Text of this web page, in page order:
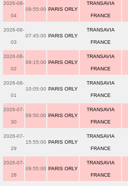
2026-08-
04
09:55:00 PARIS ORLY
TRANSAVIA
FRANCE
2026-08-
03
07:45:00 PARIS ORLY
TRANSAVIA
FRANCE
2026-08-
02
09:15:00 PARIS ORLY
TRANSAVIA
FRANCE
2026-08-
01
10:05:00 PARIS ORLY
TRANSAVIA
FRANCE
2026-07-
30
09:50:00 PARIS ORLY
TRANSAVIA
FRANCE
2026-07-
29
15:55:00 PARIS ORLY
TRANSAVIA
FRANCE
2026-07-
28
09:55:00 PARIS ORLY
TRANSAVIA
FRANCE